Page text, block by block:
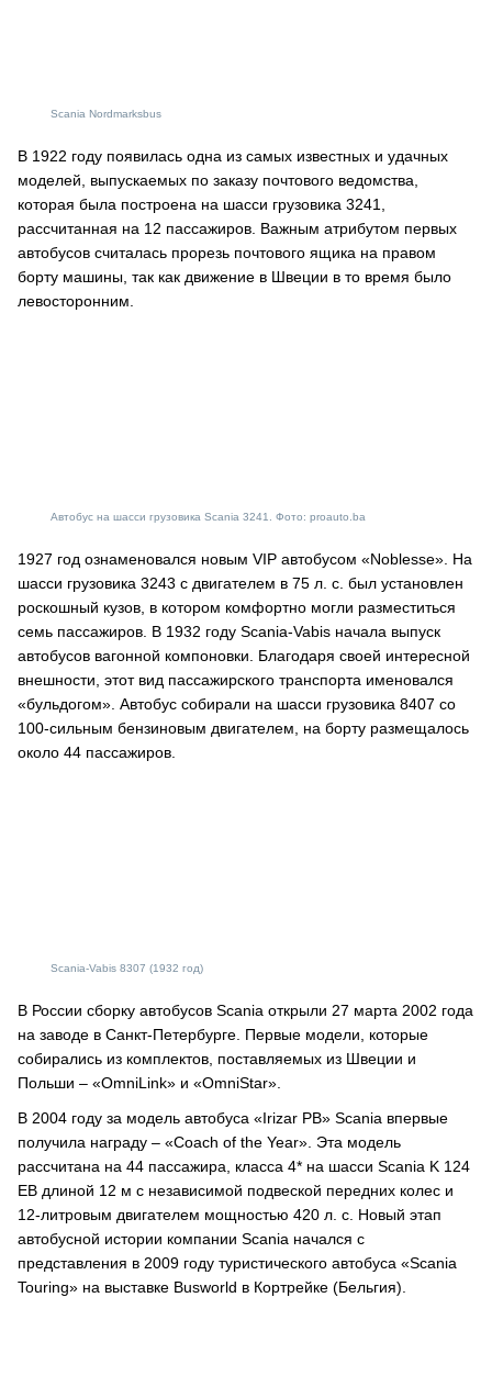
Scania Nordmarksbus
В 1922 году появилась одна из самых известных и удачных
моделей, выпускаемых по заказу почтового ведомства,
которая была построена на шасси грузовика 3241,
рассчитанная на 12 пассажиров. Важным атрибутом первых
автобусов считалась прорезь почтового ящика на правом
борту машины, так как движение в Швеции в то время было
левосторонним.
Автобус на шасси грузовика Scania 3241. Фото: proauto.ba
1927 год ознаменовался новым VIP автобусом «Noblesse». На
шасси грузовика 3243 с двигателем в 75 л. с. был установлен
роскошный кузов, в котором комфортно могли разместиться
семь пассажиров. В 1932 году Scania-Vabis начала выпуск
автобусов вагонной компоновки. Благодаря своей интересной
внешности, этот вид пассажирского транспорта именовался
«бульдогом». Автобус собирали на шасси грузовика 8407 со
100-сильным бензиновым двигателем, на борту размещалось
около 44 пассажиров.
Scania-Vabis 8307 (1932 год)
В России сборку автобусов Scania открыли 27 марта 2002 года
на заводе в Санкт-Петербурге. Первые модели, которые
собирались из комплектов, поставляемых из Швеции и
Польши – «OmniLink» и «OmniStar».
В 2004 году за модель автобуса «Irizar PB» Scania впервые
получила награду – «Coach of the Year». Эта модель
рассчитана на 44 пассажира, класса 4* на шасси Scania K 124
EB длиной 12 м с независимой подвеской передних колес и
12-литровым двигателем мощностью 420 л. с. Новый этап
автобусной истории компании Scania начался с
представления в 2009 году туристического автобуса «Scania
Touring» на выставке Busworld в Кортрейке (Бельгия).